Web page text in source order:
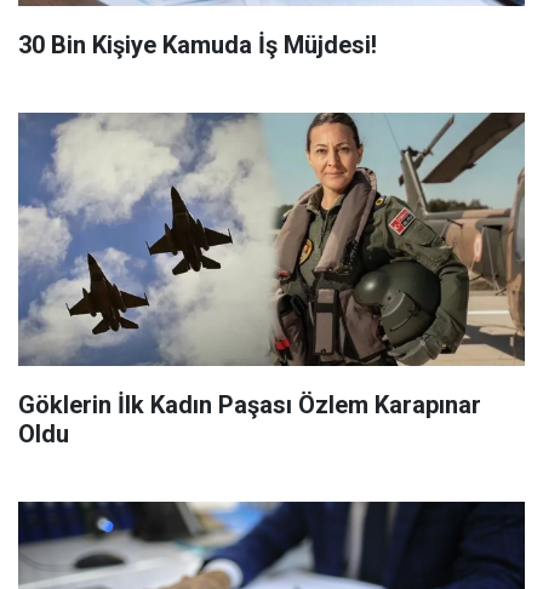
​30 Bin Kişiye Kamuda İş Müjdesi!
Göklerin İlk Kadın Paşası Özlem Karapınar
Oldu